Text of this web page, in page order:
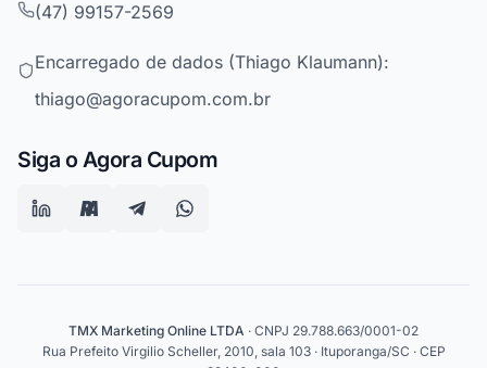
(47) 99157-2569
Encarregado de dados (Thiago Klaumann):
thiago@agoracupom.com.br
Siga o Agora Cupom
TMX Marketing Online LTDA · CNPJ 29.788.663/0001-02
Rua Prefeito Virgilio Scheller, 2010, sala 103 · Ituporanga/SC · CEP